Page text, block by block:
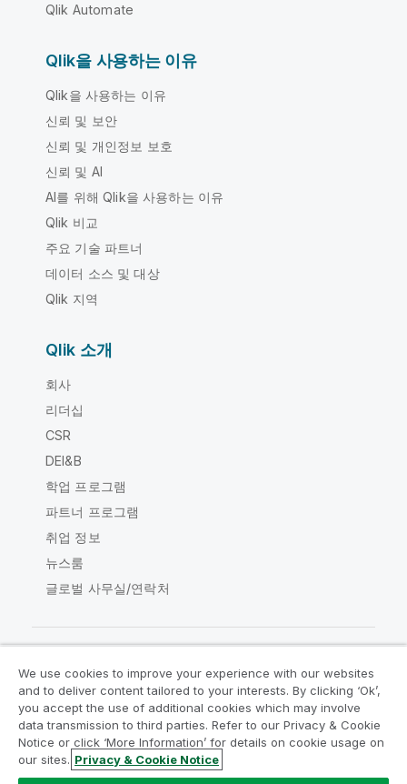
Qlik Automate
Qlik을 사용하는 이유
Qlik을 사용하는 이유
신뢰 및 보안
신뢰 및 개인정보 보호
신뢰 및 AI
AI를 위해 Qlik을 사용하는 이유
Qlik 비교
주요 기술 파트너
데이터 소스 및 대상
Qlik 지역
Qlik 소개
회사
리더십
CSR
DEI&B
학업 프로그램
파트너 프로그램
취업 정보
뉴스룸
글로벌 사무실/연락처
Qlik Community
법적 계약 제품 약관
Legal Policies
Legal Policies
사용 약관
Do Not Share My Info
We use cookies to improve your experience with our websites
and to deliver content tailored to your interests. By clicking ‘Ok’,
you accept the use of additional cookies which may involve
data transmission to third parties. Refer to our Privacy & Cookie
Notice or click ‘More Information’ for details on cookie usage on
our sites. Privacy & Cookie Notice